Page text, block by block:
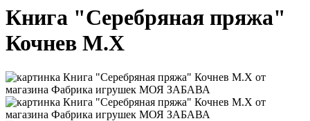
Книга "Серебряная пряжа"
Кочнев М.Х